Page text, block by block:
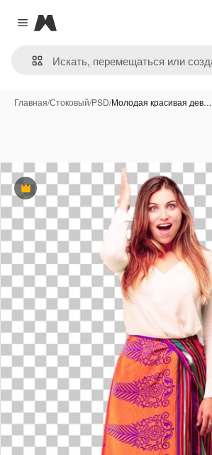
Close menu
Magnific
Главная/Стоковый/PSD/Молодая красивая дев…
Премиум